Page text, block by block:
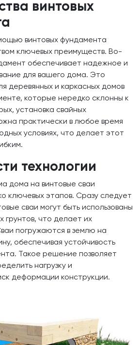
винтовых
винтовых фундамента
ключевых преимуществ. Во-
обеспечивает надежное и
для вашего дома. Это
деревянных и каркасных домов
которые нередко склонны к
установка свайных
практически в любое время
условиях, что делает этот
технологии
дома на винтовые сваи
ключевых этапов. Сразу следует
сваи могут быть использованы
грунтов, что делает их
погружаются в землю на
обеспечивая устойчивость
Такое решение позволяет
нагрузку и
деформации конструкции.